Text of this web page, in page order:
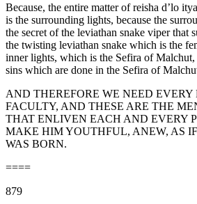
Because, the entire matter of reisha d’lo
is the surrounding lights, because the
the secret of the leviathan snake viper that
the twisting leviathan snake which is the
inner lights, which is the Sefira of
sins which are done in the Sefira of
AND THEREFORE WE NEED
FACULTY, AND THESE ARE THE
THAT ENLIVEN EACH AND EVERY
MAKE HIM YOUTHFUL, ANEW, AS
WAS BORN.
====
879